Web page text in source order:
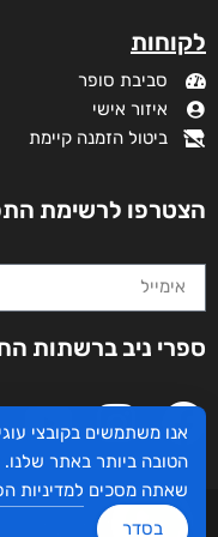
לקוחות
סביבת סופר
איזור אישי
ביטול הזמנה קיימת
הצטרפו לרשימת
ספרי ניב ברשתות
עיצוב ובניית האתר: ספרי ניב ©
אנו משתמשים בקובצי
הטובה ביותר באתר
שאתה מסכים למדיניות
בסדר